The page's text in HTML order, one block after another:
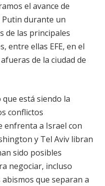
el avance de
durante un
de las principales
entre ellas EFE, en el
de la ciudad de
está siendo la
conflictos
enfrenta a Israel con
y Tel Aviv libran
sido posibles
negociar, incluso
que separan a